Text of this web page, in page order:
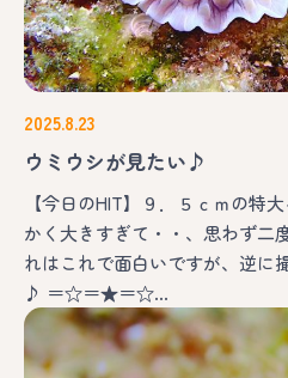
2025.8.23
ウミウシが見たい♪
【今日のHIT】９．５ｃｍの特
かく大きすぎて・・、思わず二
れはこれで面白いですが、逆に
♪ ＝☆＝★＝☆…